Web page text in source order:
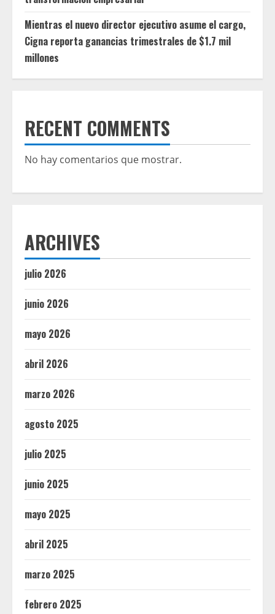
Mientras el nuevo director ejecutivo asume el cargo,
Cigna reporta ganancias trimestrales de $1.7 mil
millones
RECENT COMMENTS
No hay comentarios que mostrar.
ARCHIVES
julio 2026
junio 2026
mayo 2026
abril 2026
marzo 2026
agosto 2025
julio 2025
junio 2025
mayo 2025
abril 2025
marzo 2025
febrero 2025